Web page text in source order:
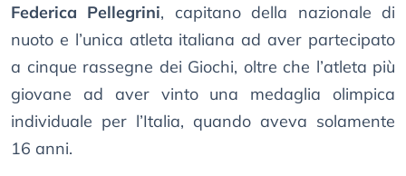
Federica Pellegrini, capitano della nazionale di
nuoto e l’unica atleta italiana ad aver partecipato
a cinque rassegne dei Giochi, oltre che l’atleta più
giovane ad aver vinto una medaglia olimpica
individuale per l’Italia, quando aveva solamente
16 anni.